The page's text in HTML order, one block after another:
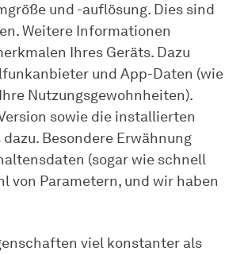
und -auflösung. Dies sind
Weitere Informationen
Ihres Geräts. Dazu
und App-Daten (wie
Nutzungsgewohnheiten).
sowie die installierten
Besondere Erwähnung
(sogar wie schnell
von Parametern, und wir haben
viel konstanter als